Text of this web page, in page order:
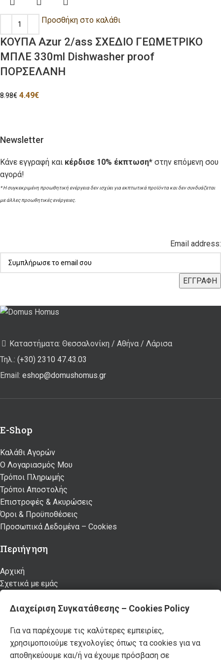
Προσθήκη στο καλάθι
ΚΟΥΠΑ Azur 2/ass ΣΧΕΔΙΟ ΓΕΩΜΕΤΡΙΚΟ
ΜΠΛΕ 330ml Dishwasher proof
ΠΟΡΣΕΛΑΝΗ
8.98€ 4.49€
Newsletter
Κάνε εγγραφή και κέρδισε 10% έκπτωση* στην επόμενη σου
αγορά!
* Η συγκεκριμένη προωθητική ενέργεια δεν ισχύει για εκπτωτικά προϊόντα και δεν συνδυάζεται
με άλλες προωθητικές ενέργειες.
Email address:
Καταστήματα: Θεσσαλονίκη / Αθήνα / Λάρισα
Τηλ.: (+30) 2310 47.43.03
Email: eshop@domushomus.gr
E-Shop
Καλάθι Αγορών
Ο Λογαριασμός Μου
Τρόποι Πληρωμής
Τρόποι Αποστολής
Επιστροφές & Ακυρώσεις
Όροι & Προϋποθέσεις
Προσωπικά Δεδομένα – Cookies
Περιήγηση
Αρχική
Σχετικά με εμάς
Προϊόντα
Nέα – Προτάσεις
Επικοινωνία
Διαχείριση Συγκατάθεσης – Cookies Policy
Για να παρέχουμε τις καλύτερες εμπειρίες,
χρησιμοποιούμε τεχνολογίες όπως τα cookies για να
αποθηκεύουμε και/ή να έχουμε πρόσβαση σε